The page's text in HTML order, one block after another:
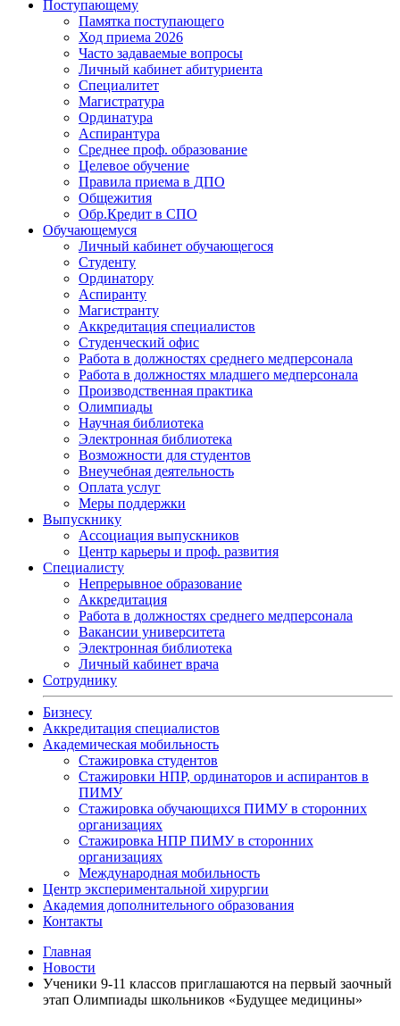
Поступающему
Памятка поступающего
Ход приема 2026
Часто задаваемые вопросы
Личный кабинет абитуриента
Специалитет
Магистратура
Ординатура
Аспирантура
Среднее проф. образование
Целевое обучение
Правила приема в ДПО
Общежития
Обр.Кредит в СПО
Обучающемуся
Личный кабинет обучающегося
Студенту
Ординатору
Аспиранту
Магистранту
Аккредитация специалистов
Студенческий офис
Работа в должностях среднего медперсонала
Работа в должностях младшего медперсонала
Производственная практика
Олимпиады
Научная библиотека
Электронная библиотека
Возможности для студентов
Внеучебная деятельность
Оплата услуг
Меры поддержки
Выпускнику
Ассоциация выпускников
Центр карьеры и проф. развития
Специалисту
Непрерывное образование
Аккредитация
Работа в должностях среднего медперсонала
Вакансии университета
Электронная библиотека
Личный кабинет врача
Сотруднику
Бизнесу
Аккредитация специалистов
Академическая мобильность
Стажировка студентов
Стажировки НПР, ординаторов и аспирантов в
ПИМУ
Стажировка обучающихся ПИМУ в сторонних
организациях
Стажировка НПР ПИМУ в сторонних
организациях
Международная мобильность
Центр экспериментальной хирургии
Академия дополнительного образования
Контакты
Главная
Новости
Ученики 9-11 классов приглашаются на первый заочный
этап Олимпиады школьников «Будущее медицины»